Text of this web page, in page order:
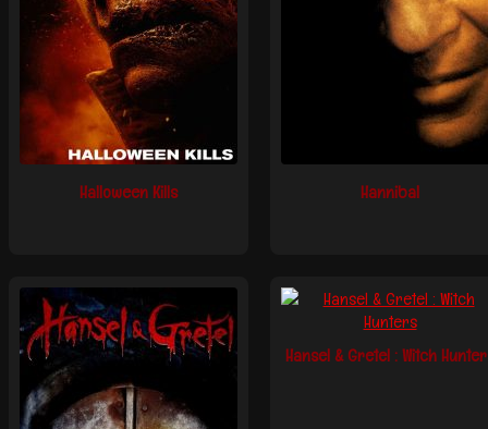
Halloween Kills Hannibal
Hansel & Gretel : Witch